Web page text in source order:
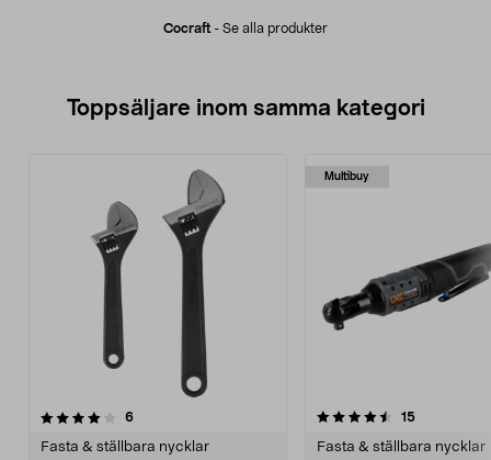
Cocraft - Se alla produkter
Toppsäljare inom samma kategori
6recensioner
Fasta & ställbara nycklar
Multibuy
4.5 av 5 stjärnor 15recensioner
Fasta & ställbara nycklar
4.5 av 5 stjärnor